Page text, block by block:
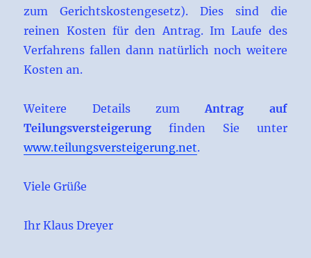
zum Gerichtskostengesetz). Dies sind die
reinen Kosten für den Antrag. Im Laufe des
Verfahrens fallen dann natürlich noch weitere
Kosten an.
Weitere Details zumAntrag auf
Teilungsversteigerung finden Sie unter
www.teilungsversteigerung.net.
Viele Grüße
Ihr Klaus Dreyer